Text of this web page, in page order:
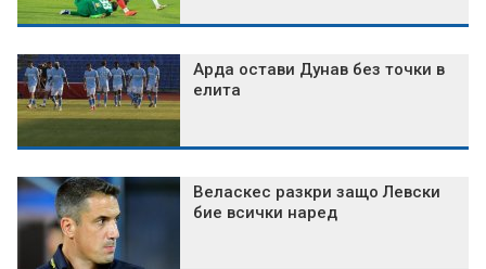
Арда остави Дунав без точки в
елита
Веласкес разкри защо Левски
бие всички наред